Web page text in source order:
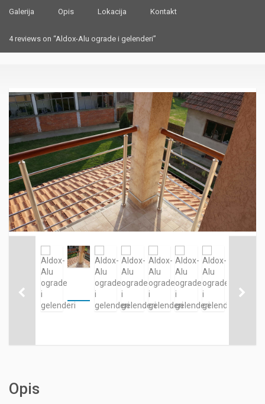
Galerija Opis Lokacija Kontakt
4 reviews on “Aldox-Alu ograde i gelenderi”
Opis